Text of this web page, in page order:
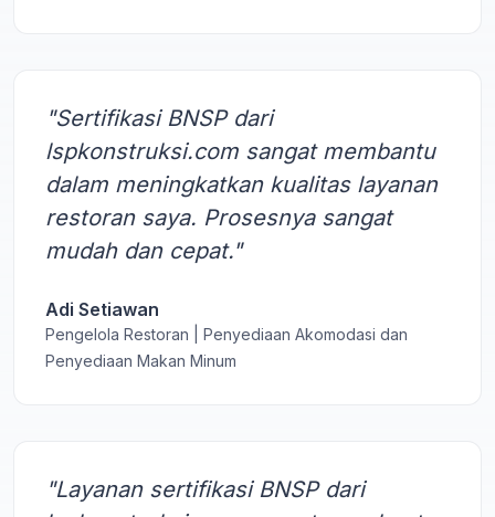
"Sertifikasi BNSP dari
lspkonstruksi.com sangat membantu
dalam meningkatkan kualitas layanan
restoran saya. Prosesnya sangat
mudah dan cepat."
Adi Setiawan
Pengelola Restoran | Penyediaan Akomodasi dan
Penyediaan Makan Minum
"Layanan sertifikasi BNSP dari